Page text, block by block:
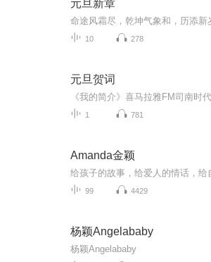
元旦新章
10 278
元旦贺词
1 781
Amanda金颖
99 4429
杨颖Angelababy
杨颖Angelababy